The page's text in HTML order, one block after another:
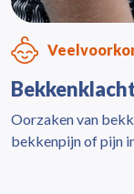
Oorzaken van
bekkenpijn of pijn